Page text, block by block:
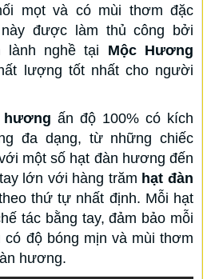
mọt và có mùi thơm đặc
được làm thủ công bởi
lành nghề tại Mộc Hương
lượng tốt nhất cho người
hương ấn độ 100% có kích
đa dạng, từ những chiếc
một số hạt đàn hương đến
lớn với hàng trăm hạt đàn
thứ tự nhất định. Mỗi hạt
tác bằng tay, đảm bảo mỗi
có độ bóng mịn và mùi thơm
hương.